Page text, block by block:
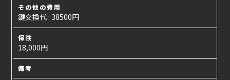
その他の費用
鍵交換代 : 38500円
保険
18,000円
備考